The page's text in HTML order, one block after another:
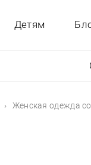
Детям
Женская одежда